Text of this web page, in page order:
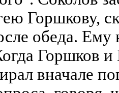
Горшкову,
обеда.
Горшков и
вначале